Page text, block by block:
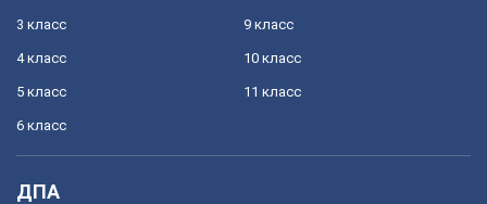
3 класс
4 класс
5 класс
6 класс
9 класс
10 класс
11 класс
ДПА